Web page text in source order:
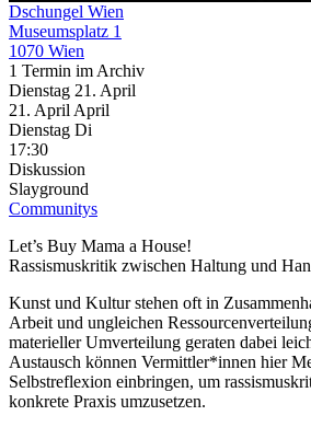
Dschungel Wien
Museumsplatz 1
1070 Wien
1 Termin im Archiv
Dienstag 21. April
21. April April
Dienstag Di
17:30
Diskussion
Slayground
Communitys
Let’s Buy Mama a House!
Rassismuskritik zwischen Haltung und
Kunst und Kultur stehen oft in
Arbeit und ungleichen
materieller Umverteilung geraten dabei
Austausch können Vermittler*innen hier
Selbstreflexion einbringen, um
konkrete Praxis umzusetzen.